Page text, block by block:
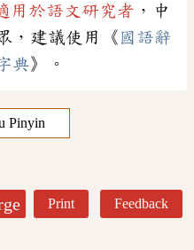
用於語文研究者 ，中
，建議使用《 國語辭
典》。
Pinyin
Print Feedback